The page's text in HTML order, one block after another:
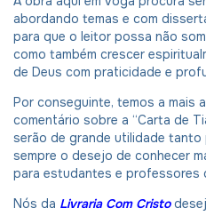
abordando temas e com
para que o leitor possa não
como também crescer
de Deus com praticidade e
Por conseguinte, temos a mais
comentário sobre a “Carta de
serão de grande utilidade tanto
sempre o desejo de conhecer
para estudantes e professores
Nós da Livraria Com Cristo